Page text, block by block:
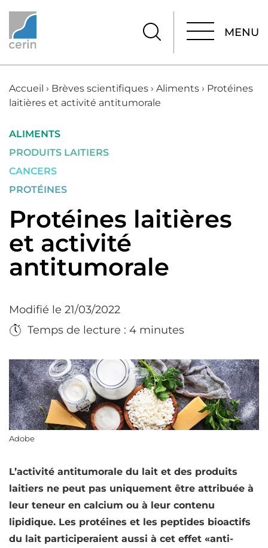
MENU
Accueil › Brèves scientifiques › Aliments › Protéines
laitières et activité antitumorale
ALIMENTS
PRODUITS LAITIERS
CANCERS
PROTÉINES
Protéines laitières
et activité
antitumorale
Modifié le 21/03/2022
Temps de lecture : 4 minutes
Adobe
L’activité antitumorale du lait et des produits
laitiers ne peut pas uniquement être attribuée à
leur teneur en calcium ou à leur contenu
lipidique. Les protéines et les peptides bioactifs
du lait participeraient aussi à cet effet «anti-